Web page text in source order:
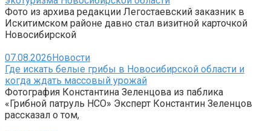
Фото из архива редакции Легостаевский заказник в
Искитимском районе давно стал визитной карточкой
Новосибирской
07.08.2026Новости
Где искать белые грибы в Новосибирской области и
когда ждать массовый урожай
Фотография Константина Зеленцова из паблика
«Грибной патруль НСО» Эксперт Константин Зеленцов
рассказал о том,